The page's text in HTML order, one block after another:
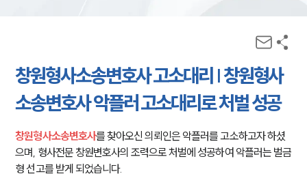
창원형사소송변호사 고소대리 | 창원형사
소송변호사 악플러 고소대리로 처벌 성공
창원형사소송변호사를 찾아오신 의뢰인은 악플러를 고소하고자 하셨
으며, 형사전문 창원변호사의 조력으로 처벌에 성공하여 악플러는 벌금
형 선고를 받게 되었습니다.